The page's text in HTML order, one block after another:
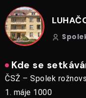
Kde se
ČSŽ – Spolek
1. máje 1000